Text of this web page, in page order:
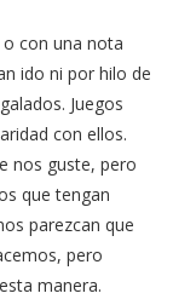
con una nota
ido ni por hilo de
Juegos
con ellos.
nos guste, pero
que tengan
parezcan que
pero
manera.